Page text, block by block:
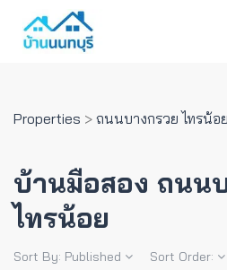
Properties > ถนนบางกรวย ไทรน้อย
บ้านมือสอง ถนน
ไทรน้อย
Sort By: Published Sort Order: